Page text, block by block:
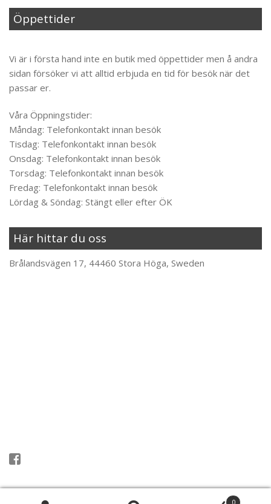
Öppettider
Vi är i första hand inte en butik med öppettider men å andra
sidan försöker vi att alltid erbjuda en tid för besök när det
passar er.
Våra Öppningstider:
Måndag: Telefonkontakt innan besök
Tisdag: Telefonkontakt innan besök
Onsdag: Telefonkontakt innan besök
Torsdag: Telefonkontakt innan besök
Fredag: Telefonkontakt innan besök
Lördag & Söndag: Stängt eller efter ÖK
Här hittar du oss
Brålandsvägen 17, 44460 Stora Höga, Sweden
0